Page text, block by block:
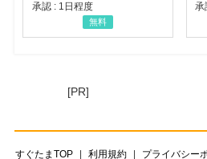
承認 : 1日程度
無料
承
[PR]
すぐたまTOP 利用規約 プライバシー